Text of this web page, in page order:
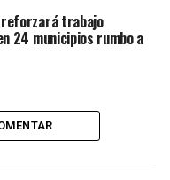
de Córdoba
trabajo
24 municipios rumbo a